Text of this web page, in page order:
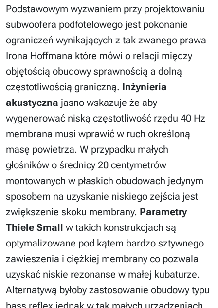
Podstawowym wyzwaniem przy projektowaniu
subwoofera podfotelowego jest pokonanie
ograniczeń wynikających z tak zwanego prawa
Irona Hoffmana które mówi o relacji między
objętością obudowy sprawnością a dolną
częstotliwością graniczną. Inżynieria
akustyczna jasno wskazuje że aby
wygenerować niską częstotliwość rzędu 40 Hz
membrana musi wprawić w ruch określoną
masę powietrza. W przypadku małych
głośników o średnicy 20 centymetrów
montowanych w płaskich obudowach jedynym
sposobem na uzyskanie niskiego zejścia jest
zwiększenie skoku membrany. Parametry
Thiele Small w takich konstrukcjach są
optymalizowane pod kątem bardzo sztywnego
zawieszenia i ciężkiej membrany co pozwala
uzyskać niskie rezonanse w małej kubaturze.
Alternatywą byłoby zastosowanie obudowy typu
bass reflex jednak w tak małych urządzeniach